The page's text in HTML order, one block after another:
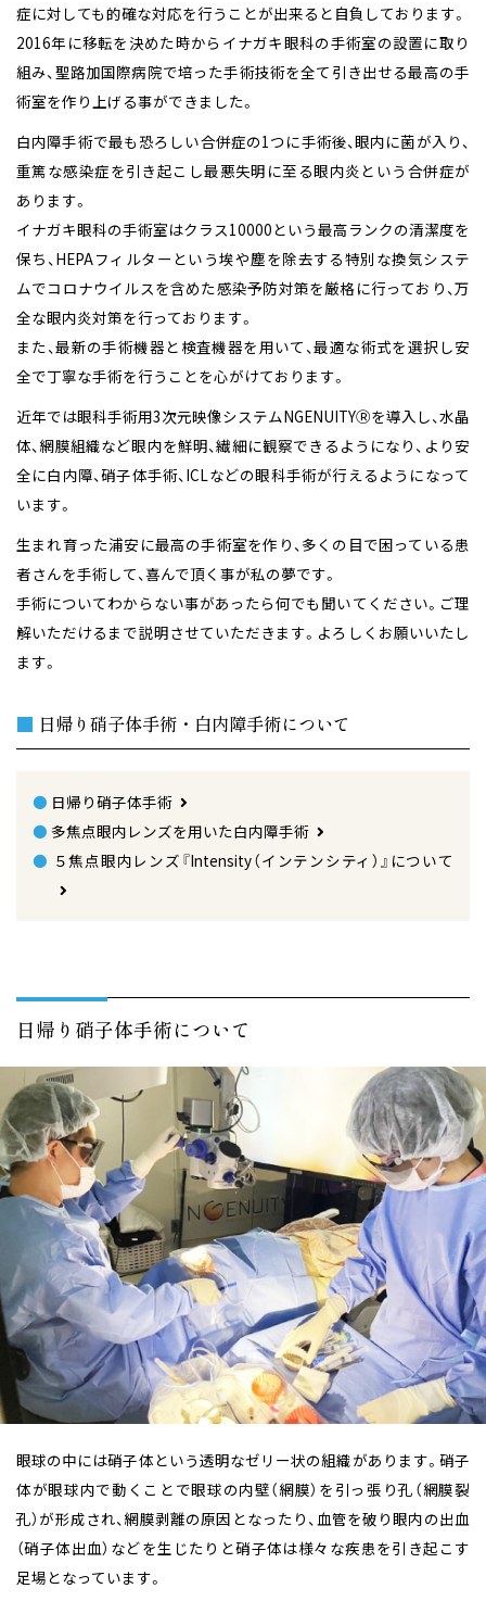
症に対しても的確な対応を行うことが出来ると自負しております。
2016年に移転を決めた時からイナガキ眼科の手術室の設置に取り
組み、聖路加国際病院で培った手術技術を全て引き出せる最高の手
術室を作り上げる事ができました。
白内障手術で最も恐ろしい合併症の1つに手術後、眼内に菌が入り、
重篤な感染症を引き起こし最悪失明に至る眼内炎という合併症が
あります。
イナガキ眼科の手術室はクラス10000という最高ランクの清潔度を
保ち、HEPAフィルターという埃や塵を除去する特別な換気システ
ムでコロナウイルスを含めた感染予防対策を厳格に行っており、万
全な眼内炎対策を行っております。
また、最新の手術機器と検査機器を用いて、最適な術式を選択し安
全で丁寧な手術を行うことを心がけております。
近年では眼科手術用3次元映像システムNGENUITYⓇを導入し、水晶
体、網膜組織など眼内を鮮明、繊細に観察できるようになり、より安
全に白内障、硝子体手術、ICLなどの眼科手術が行えるようになって
います。
生まれ育った浦安に最高の手術室を作り、多くの目で困っている患
者さんを手術して、喜んで頂く事が私の夢です。
手術についてわからない事があったら何でも聞いてください。ご理
解いただけるまで説明させていただきます。よろしくお願いいたし
ます。
■ 日帰り硝子体手術・白内障手術について
● 日帰り硝子体手術
● 多焦点眼内レンズを用いた白内障手術
● ５焦点眼内レンズ『Intensity（インテンシティ）』について
日帰り硝子体手術について
眼球の中には硝子体という透明なゼリー状の組織があります。 硝子
体が眼球内で動くことで眼球の内壁（網膜）を引っ張り孔（網膜裂
孔）が形成され、網膜剥離の原因となったり、血管を破り眼内の出血
（硝子体出血）などを生じたりと硝子体は様々な疾患を引き起こす
足場となっています。